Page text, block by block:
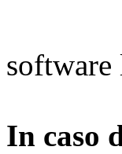
software
In caso